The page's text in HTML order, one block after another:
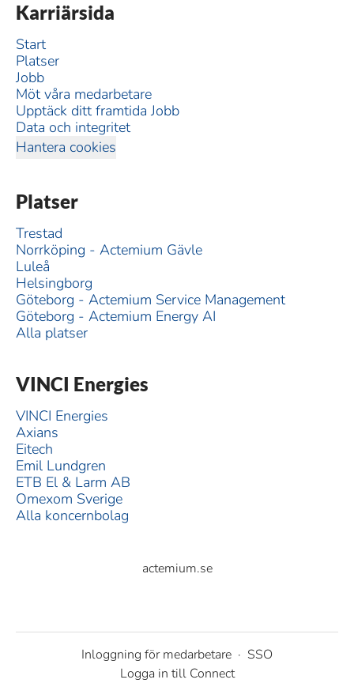
Karriärsida
Start
Platser
Jobb
Möt våra medarbetare
Upptäck ditt framtida Jobb
Data och integritet
Hantera cookies
Platser
Trestad
Norrköping - Actemium Gävle
Luleå
Helsingborg
Göteborg - Actemium Service Management
Göteborg - Actemium Energy AI
Alla platser
VINCI Energies
VINCI Energies
Axians
Eitech
Emil Lundgren
ETB El & Larm AB
Omexom Sverige
Alla koncernbolag
actemium.se
Inloggning för medarbetare · SSO
Logga in till Connect